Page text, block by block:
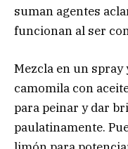
suman agentes
funcionan al ser
Mezcla en un spray
camomila con
para peinar y dar
paulatinamente.